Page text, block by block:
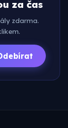
za čas
zdarma.